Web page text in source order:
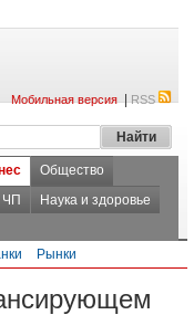
Мобильная версия|RSS
Общество
ЧП
Наука и здоровье
Рынки